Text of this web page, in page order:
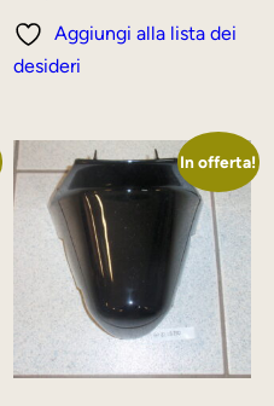
168,00 €.119,00 €.
Aggiungi alla lista dei
desideri
In offerta!